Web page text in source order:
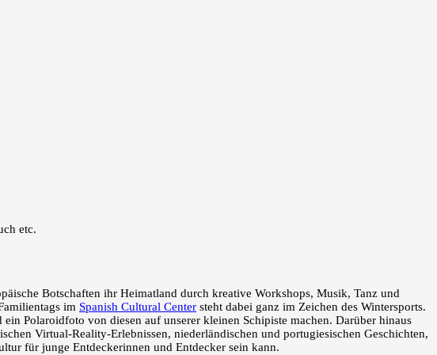
Botschaften ihr Heimatland durch kreative Workshops, Musik, Tanz und
im Spanish Cultural Center steht dabei ganz im Zeichen des Wintersports.
Polaroidfoto von diesen auf unserer kleinen Schipiste machen. Darüber hinaus
Virtual-Reality-Erlebnissen, niederländischen und portugiesischen Geschichten,
für junge Entdeckerinnen und Entdecker sein kann.